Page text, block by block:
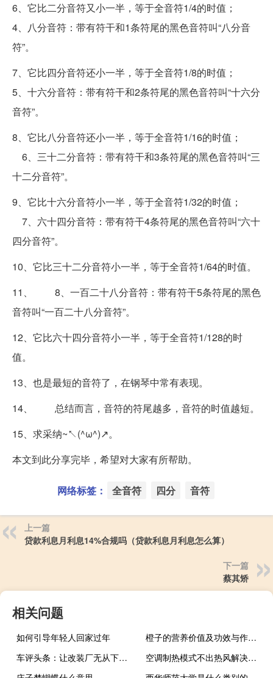
6、它比二分音符又小一半，等于全音符1/4的时值；
4、八分音符：带有符干和1条符尾的黑色音符叫“八分音
符”。
7、它比四分音符还小一半，等于全音符1/8的时值；
5、十六分音符：带有符干和2条符尾的黑色音符叫“十六分
音符”。
8、它比八分音符还小一半，等于全音符1/16的时值；
6、三十二分音符：带有符干和3条符尾的黑色音符叫“三
十二分音符”。
9、它比十六分音符小一半，等于全音符1/32的时值；
7、六十四分音符：带有符干4条符尾的黑色音符叫“六十
四分音符”。
10、它比三十二分音符小一半，等于全音符1/64的时值。
11、 8、一百二十八分音符：带有符干5条符尾的黑色
音符叫“一百二十八分音符”。
12、它比六十四分音符小一半，等于全音符1/128的时
值。
13、也是最短的音符了，在钢琴中常有表现。
14、 总结而言，音符的符尾越多，音符的时值越短。
15、求采纳~↖(^ω^)↗。
本文到此分享完毕，希望对大家有所帮助。
网络标签： 全音符 四分 音符
上一篇
贷款利息月利息14%合规吗（贷款利息月利息怎么算）
下一篇
蔡其矫
相关问题
如何引导年轻人回家过年
橙子的营养价值及功效与作用及禁忌症
车评头条：让改装厂无从下手 试驾名爵MG6 XPOWER
空调制热模式不出热风解决方法